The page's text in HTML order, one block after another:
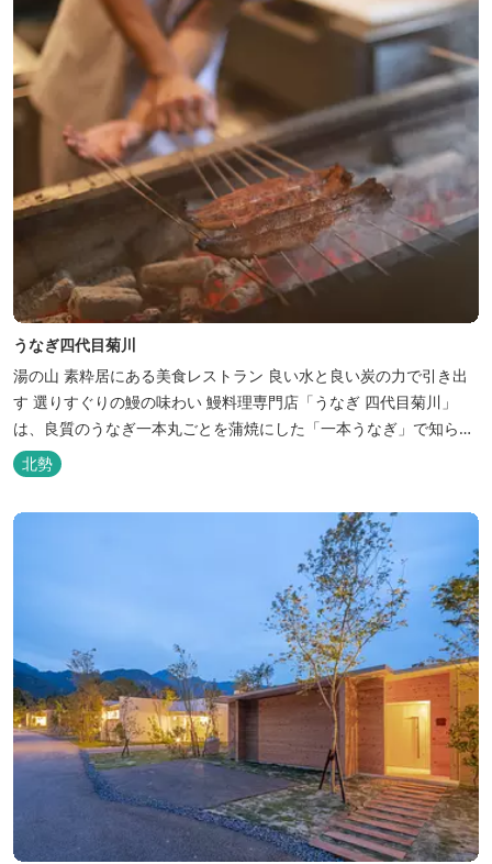
うなぎ四代目菊川
湯の山 素粋居にある美食レストラン 良い水と良い炭の力で引き出
す 選りすぐりの鰻の味わい 鰻料理専門店「うなぎ 四代目菊川」
は、良質のうなぎ一本丸ごとを蒲焼にした「一本うなぎ」で知られ
ます。大きさも太さも極上の鰻を厳選し、皮をパリッと焼き上げて
も身質がフワッとやわらかい、贅沢な食感を実現。 鮮度抜群の鰻を
北勢